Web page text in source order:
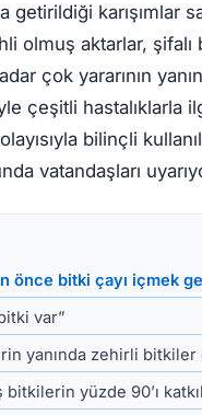
karışımlar
olmuş aktarlar, şifalı
çok yararının
çeşitli hastalıklarla
bilinçli
vatandaşları
önce bitki çayı içmek
var”
yanında zehirli bitkiler
bitkilerin yüzde 90’ı